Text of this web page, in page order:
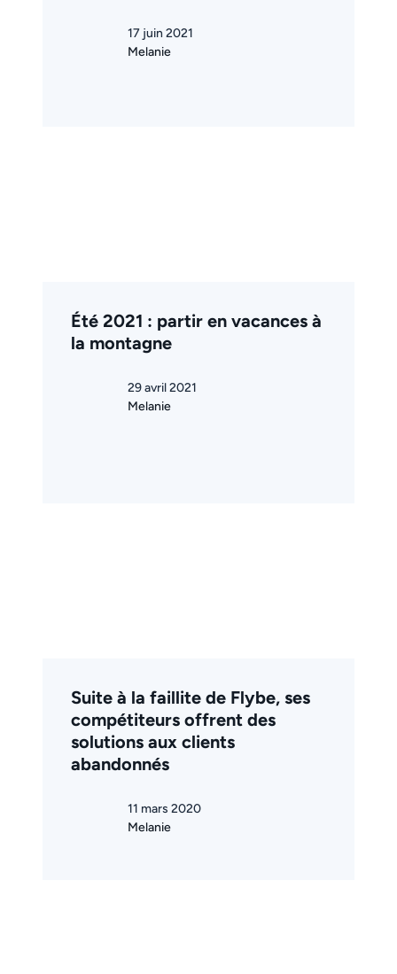
17 juin 2021
Melanie
Été 2021 : partir en vacances à
la montagne
29 avril 2021
Melanie
Suite à la faillite de Flybe, ses
compétiteurs offrent des
solutions aux clients
abandonnés
11 mars 2020
Melanie